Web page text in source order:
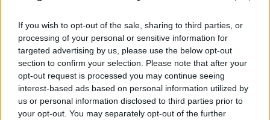
If you wish to opt-out of the sale, sharing to third parties, or
processing of your personal or sensitive information for
targeted advertising by us, please use the below opt-out
section to confirm your selection. Please note that after your
opt-out request is processed you may continue seeing
interest-based ads based on personal information utilized by
us or personal information disclosed to third parties prior to
your opt-out. You may separately opt-out of the further
ΔΙΑΦΗΜΙΣΗ